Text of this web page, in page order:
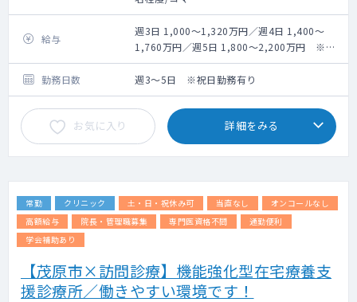
割合：（居宅）30％（施設）70％
体制：医師、ドライバー兼事務 ※看護師の
同行は場合による
主な疾患：高齢者慢性疾患（高血圧、便秘、
心不全、糖尿病など）
重症患者：1～2割（中重症：7～8割 ※要介
護3以上）
看護師が訪問に同行しない際、点滴などの手
技も医師が担当することがございます。
5週目は定期訪問を実施しておらず、事務作業
をされる先生もいれば、
給与
週3日 1,000～1,320万円／週4日 1,400～
1,760万円／週5日 1,800～2,200万円 ※キ
ャリア・経験等による
勤務日数
週3～5日 ※祝日勤務有り
お気に入り 詳細をみる
常勤 クリニック 土・日・祝休み可 当直なし
オンコールなし
高額給与
院長・管理職募集 専門医資格不問
通勤便利
学会補助あり
【茂原市×訪問診療】機能強化型在宅療養支
援診療所／働きやすい環境です！